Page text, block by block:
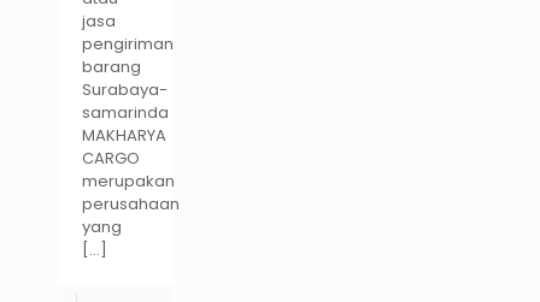
jasa
pengiriman
barang
Surabaya-
samarinda
MAKHARYA
CARGO
merupakan
perusahaan
yang
[…]